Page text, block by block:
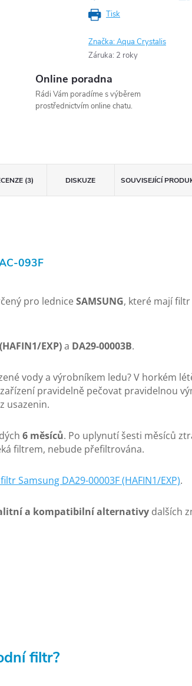
Tisk
Značka:Aqua Crystalis
Záruka: 2 roky
Online poradna
Rádi Vám poradíme s výběrem
prostřednictvím online chatu.
(3) DISKUZE SOUVISEJÍCÍ
093F
pro ledniceSAMSUNG, které mají
EXP)a DA29-00003B.
vody a výrobníkem ledu? V horkém
pravidelně pečovat pravidelnou
usazenin.
6 měsíců. Po uplynutí šesti měsíců
filtrem, nebude přefiltrována.
Samsung DA29-00003F (HAFIN1/EXP).
a kompatibilní alternativy dalších
filtr?